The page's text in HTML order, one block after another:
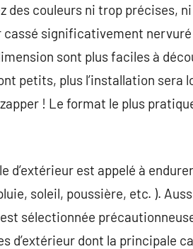
des couleurs ni trop précises,
cassé significativement
sont plus faciles à
petits, plus l’installation sera
! Le format le plus
d’extérieur est appelé à
soleil, poussière, etc. ).
sélectionnée
d’extérieur dont la principale